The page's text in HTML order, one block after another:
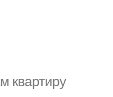
квартиру